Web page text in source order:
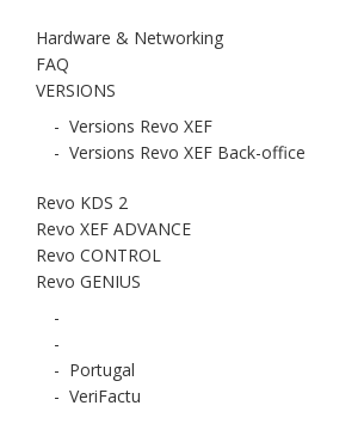
Hardware & Networking
FAQ
VERSIONS
- Versions Revo XEF
- Versions Revo XEF Back-office
Revo KDS 2
Revo XEF ADVANCE
Revo CONTROL
Revo GENIUS
-
-
- Portugal
- VeriFactu